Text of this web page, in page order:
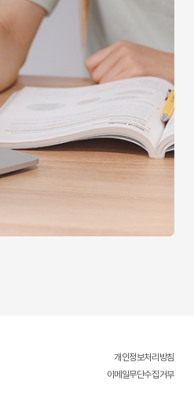
개인정보처리방침
이메일무단수집거부